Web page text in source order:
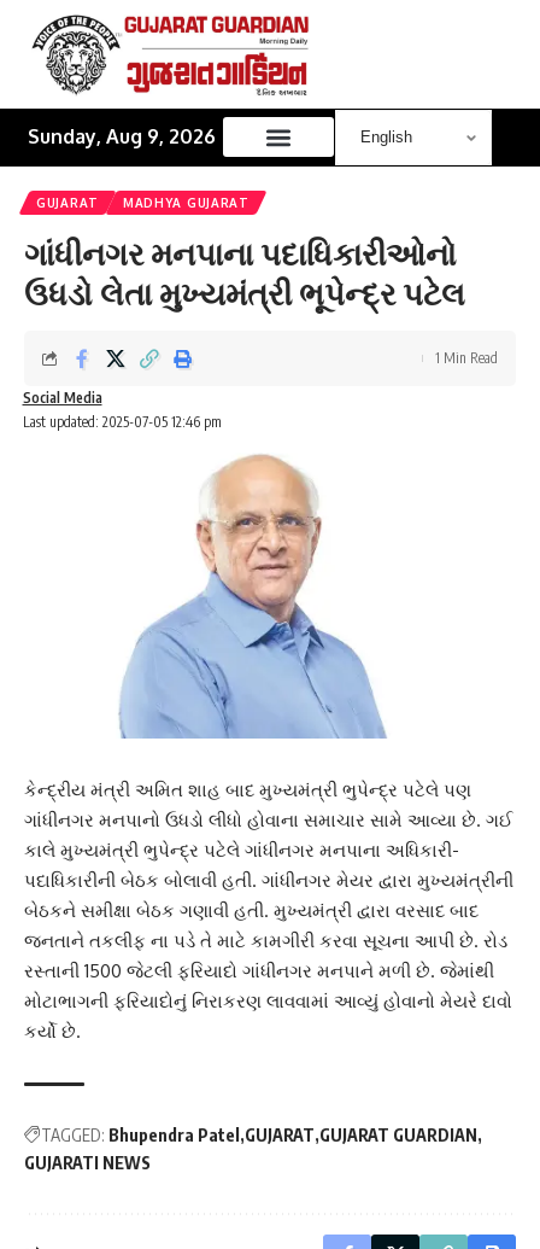
Sunday, Aug 9, 2026
GUJARAT MADHYA GUJARAT
ગાંધીનગર મનપાના પદાધિકારીઓનો
ઉધડો લેતા મુખ્યમંત્રી ભૂપેન્દ્ર પટેલ
Last updated: 2025-07-05 12:46 pm
Social Media
1 Min Read
કેન્દ્રીય મંત્રી અમિત શાહ બાદ મુખ્યમંત્રી ભુપેન્દ્ર પટેલે પણ
ગાંધીનગર મનપાનો ઉધડો લીધો હોવાના સમાચાર સામે આવ્યા છે. ગઈ
કાલે મુખ્યમંત્રી ભુપેન્દ્ર પટેલે ગાંધીનગર મનપાના અધિકારી-
પદાધિકારીની બેઠક બોલાવી હતી. ગાંધીનગર મેયર દ્વારા મુખ્યમંત્રીની
બેઠકને સમીક્ષા બેઠક ગણાવી હતી. મુખ્યમંત્રી દ્વારા વરસાદ બાદ
જનતાને તકલીફ ના પડે તે માટે કામગીરી કરવા સૂચના આપી છે. રોડ
રસ્તાની 1500 જેટલી ફરિયાદો ગાંધીનગર મનપાને મળી છે. જેમાંથી
મોટાભાગની ફરિયાદોનું નિરાકરણ લાવવામાં આવ્યું હોવાનો મેયરે દાવો
કર્યો છે.
TAGGED: Bhupendra Patel GUJARAT GUJARAT GUARDIAN
GUJARATI NEWS